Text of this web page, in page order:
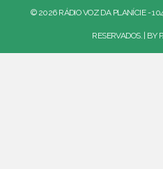
© 2026 RÁDIO VOZ DA PLANÍCIE -
RESERVADOS. | BY